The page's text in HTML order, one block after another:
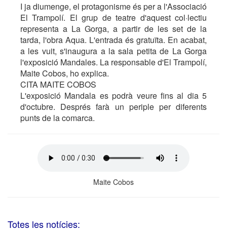
I ja diumenge, el protagonisme és per a l'Associació
El Trampolí. El grup de teatre d'aquest col·lectiu
representa a La Gorga, a partir de les set de la
tarda, l'obra Aqua. L'entrada és gratuïta. En acabat,
a les vuit, s'inaugura a la sala petita de La Gorga
l'exposició Mandales. La responsable d'El Trampolí,
Maite Cobos, ho explica.
CITA MAITE COBOS
L'exposició Mandala es podrà veure fins al dia 5
d'octubre. Després farà un periple per diferents
punts de la comarca.
Maite Cobos
Totes les notícies: